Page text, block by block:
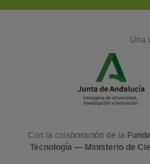
Una
Con la colaboración de la
Tecnología — Ministerio de